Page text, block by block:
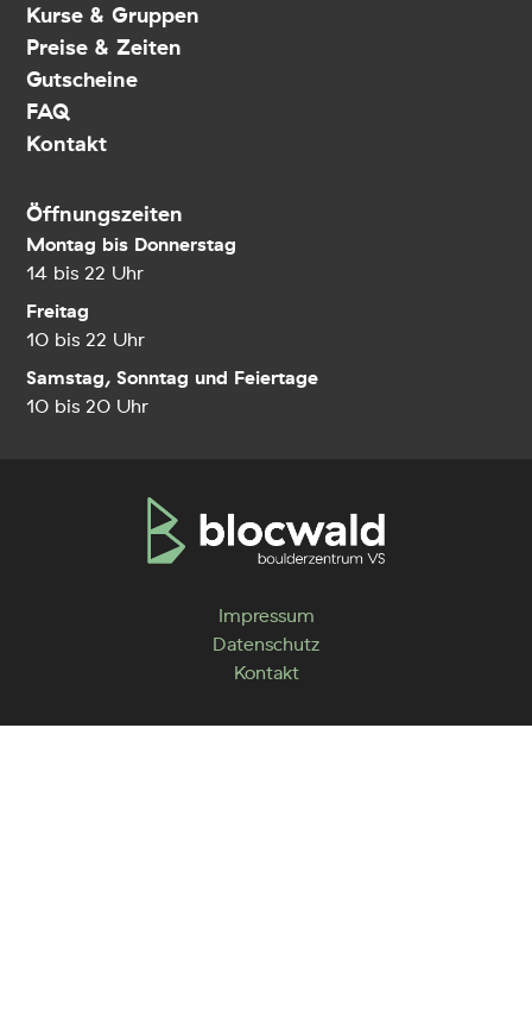
Kurse & Gruppen
Preise & Zeiten
Gutscheine
FAQ
Kontakt
Öffnungszeiten
Montag bis Donnerstag
14 bis 22 Uhr
Freitag
10 bis 22 Uhr
Samstag, Sonntag und Feiertage
10 bis 20 Uhr
Impressum
Datenschutz
Kontakt